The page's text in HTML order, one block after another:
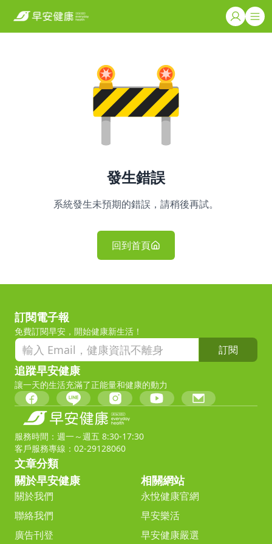
發生錯誤
系統發生未預期的錯誤，請稍後再試。
回到首頁
訂閱電子報
免費訂閱早安，開始健康新生活！
訂閱
追蹤早安健康
讓一天的生活充滿了正能量和健康的動力
服務時間：週一～週五 8:30-17:30
客戶服務專線：02-29128060
文章分類
關於早安健康
關於我們
聯絡我們
廣告刊登
相關網站
永悅健康官網
早安樂活
早安健康嚴選